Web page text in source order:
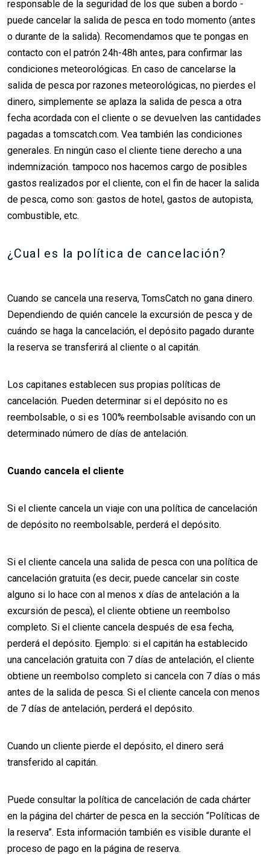
responsable de la seguridad de los que suben a bordo -
puede cancelar la salida de pesca en todo momento (antes
o durante de la salida). Recomendamos que te pongas en
contacto con el patrón 24h-48h antes, para confirmar las
condiciones meteorológicas. En caso de cancelarse la
salida de pesca por razones meteorológicas, no pierdes el
dinero, simplemente se aplaza la salida de pesca a otra
fecha acordada con el cliente o se devuelven las cantidades
pagadas a tomscatch.com. Vea también las condiciones
generales. En ningún caso el cliente tiene derecho a una
indemnización. tampoco nos hacemos cargo de posibles
gastos realizados por el cliente, con el fin de hacer la salida
de pesca, como son: gastos de hotel, gastos de autopista,
combustible, etc.
¿Cual es la política de cancelación?
Cuando se cancela una reserva, TomsCatch no gana dinero.
Dependiendo de quién cancele la excursión de pesca y de
cuándo se haga la cancelación, el depósito pagado durante
la reserva se transferirá al cliente o al capitán.
Los capitanes establecen sus propias políticas de
cancelación. Pueden determinar si el depósito no es
reembolsable, o si es 100% reembolsable avisando con un
determinado número de días de antelación.
Cuando cancela el cliente
Si el cliente cancela un viaje con una política de cancelación
de depósito no reembolsable, perderá el depósito.
Si el cliente cancela una salida de pesca con una política de
cancelación gratuita (es decir, puede cancelar sin coste
alguno si lo hace con al menos x días de antelación a la
excursión de pesca), el cliente obtiene un reembolso
completo. Si el cliente cancela después de esa fecha,
perderá el depósito. Ejemplo: si el capitán ha establecido
una cancelación gratuita con 7 días de antelación, el cliente
obtiene un reembolso completo si cancela con 7 días o más
antes de la salida de pesca. Si el cliente cancela con menos
de 7 días de antelación, perderá el depósito.
Cuando un cliente pierde el depósito, el dinero será
transferido al capitán.
Puede consultar la política de cancelación de cada chárter
en la página del chárter de pesca en la sección “Políticas de
la reserva”. Esta información también es visible durante el
proceso de pago en la página de reserva.